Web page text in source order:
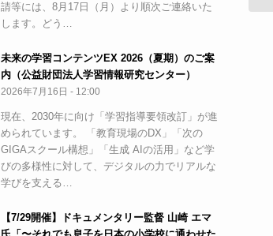
請等には、8月17日（月）より順次ご連絡いた
します。どう…
未来の学習コンテンツEX 2026（夏期）のご案
内（公益財団法人学習情報研究センター）
2026年7月16日 - 12:00
現在、2030年に向け「学習指導要領改訂」が進
められています。 「教育現場のDX」「次の
GIGAスクール構想」「生成 AIの活用」など学
びの多様性に対して、デジタルの力でリアルな
学びを支える…
【7/29開催】ドキュメンタリー監督 山崎 エマ